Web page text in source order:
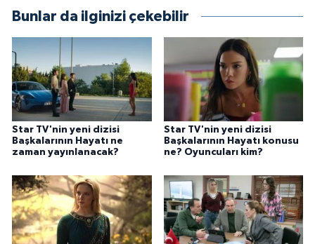
Bunlar da ilginizi çekebilir
Star TV'nin yeni dizisi
Başkalarının Hayatı ne
zaman yayınlanacak?
Star TV'nin yeni dizisi
Başkalarının Hayatı konusu
ne? Oyuncuları kim?